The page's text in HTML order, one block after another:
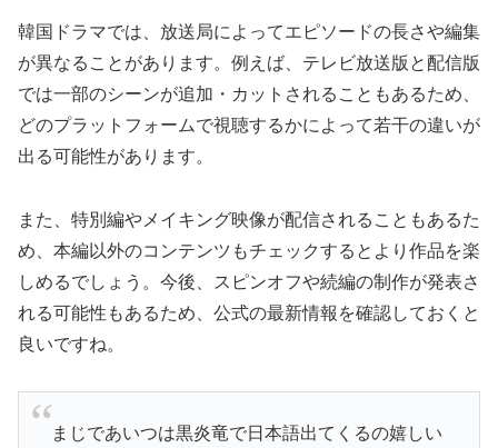
韓国ドラマでは、放送局によってエピソードの長さや編集
が異なることがあります。例えば、テレビ放送版と配信版
では一部のシーンが追加・カットされることもあるため、
どのプラットフォームで視聴するかによって若干の違いが
出る可能性があります。
また、特別編やメイキング映像が配信されることもあるた
め、本編以外のコンテンツもチェックするとより作品を楽
しめるでしょう。今後、スピンオフや続編の制作が発表さ
れる可能性もあるため、公式の最新情報を確認しておくと
良いですね。
まじであいつは黒炎竜で日本語出てくるの嬉しい